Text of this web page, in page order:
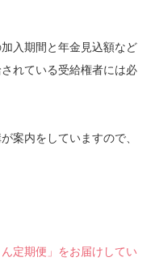
入期間と年金見込額など
れている受給権者には必
案内をしていますので、
定期便」をお届けしてい